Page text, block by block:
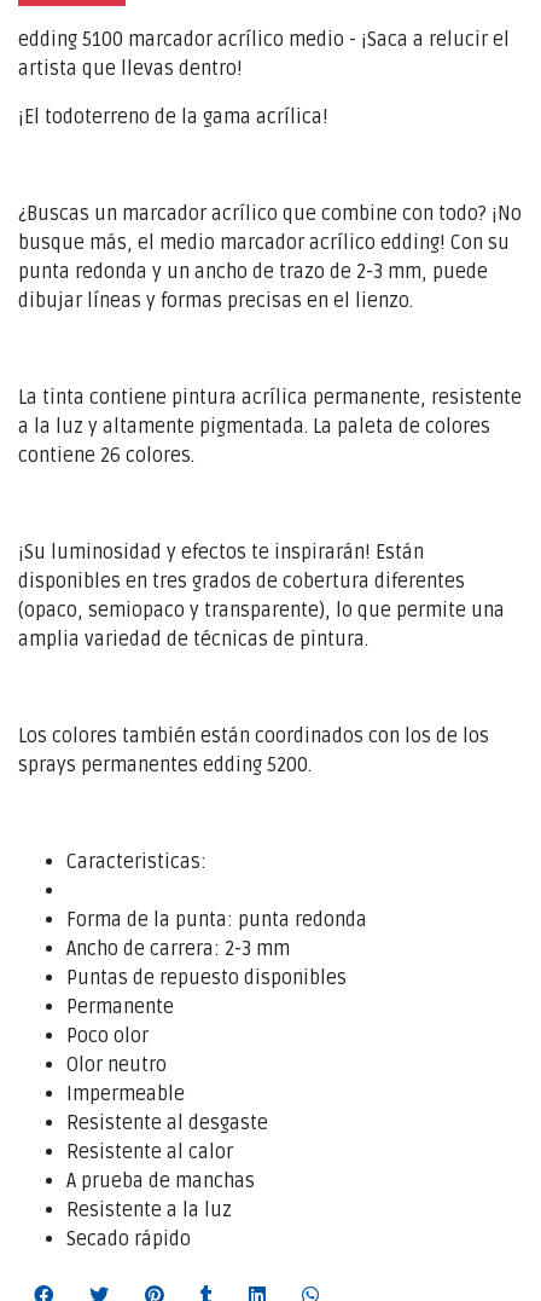
edding 5100 marcador acrílico medio - ¡Saca a relucir el
artista que llevas dentro!
¡El todoterreno de la gama acrílica!
¿Buscas un marcador acrílico que combine con todo? ¡No
busque más, el medio marcador acrílico edding! Con su
punta redonda y un ancho de trazo de 2-3 mm, puede
dibujar líneas y formas precisas en el lienzo.
La tinta contiene pintura acrílica permanente, resistente
a la luz y altamente pigmentada. La paleta de colores
contiene 26 colores.
¡Su luminosidad y efectos te inspirarán! Están
disponibles en tres grados de cobertura diferentes
(opaco, semiopaco y transparente), lo que permite una
amplia variedad de técnicas de pintura.
Los colores también están coordinados con los de los
sprays permanentes edding 5200.
Caracteristicas:
Forma de la punta: punta redonda
Ancho de carrera: 2-3 mm
Puntas de repuesto disponibles
Permanente
Poco olor
Olor neutro
Impermeable
Resistente al desgaste
Resistente al calor
A prueba de manchas
Resistente a la luz
Secado rápido